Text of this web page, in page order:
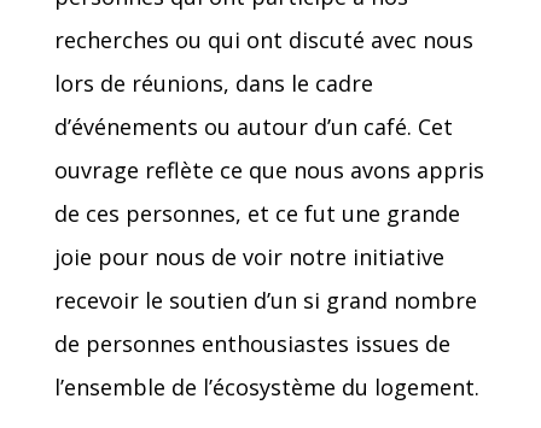
recherches ou qui ont discuté avec nous
lors de réunions, dans le cadre
d’événements ou autour d’un café. Cet
ouvrage reflète ce que nous avons appris
de ces personnes, et ce fut une grande
joie pour nous de voir notre initiative
recevoir le soutien d’un si grand nombre
de personnes enthousiastes issues de
l’ensemble de l’écosystème du logement.